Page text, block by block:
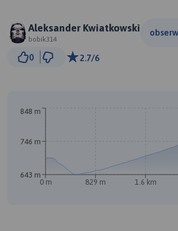
Aleksander Kwiatkowski
bobik314
0 2.7/6
0 m 829 m 1.6 km
643 m
746 m
848 m